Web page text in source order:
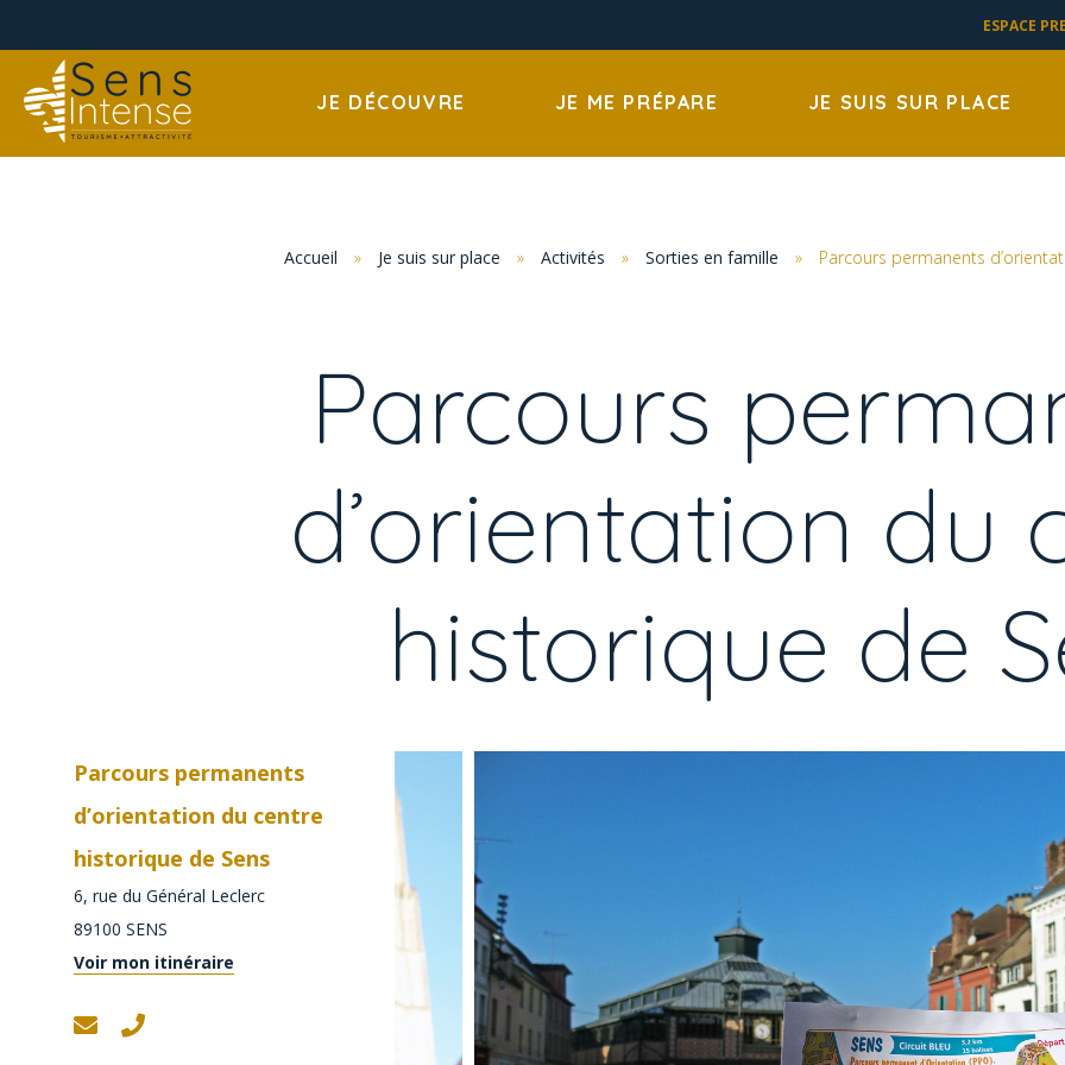
ESPACE
JE DÉCOUVRE JE ME PRÉPARE JE SUIS SUR PLACE
Accueil » Je suis sur place » Activités » Sorties en famille » Parcours permanents
Parcours
d’orientation du
historique de
Parcours permanents
d’orientation du centre
historique de Sens
6, rue du Général Leclerc
89100 SENS
Voir mon itinéraire